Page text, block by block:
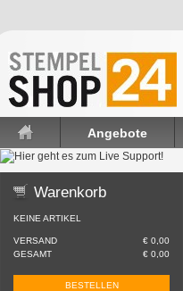
Startseite
Angebote
Warenkorb
KEINE ARTIKEL
VERSAND
€ 0,00
GESAMT
€ 0,00
BESTELLEN